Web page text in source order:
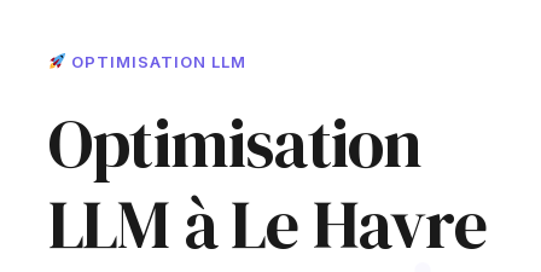
OPTIMISATION LLM
Optimisation
LLM à Le Havre